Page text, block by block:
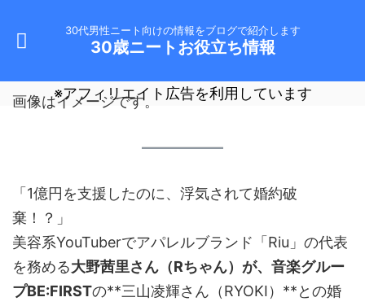
30代男性ニート向けの情報をブログで紹介します
30歳ニートお役立ち情報
※アフィリエイト広告を利用しています
画像はイメージです。
「1億円を支援したのに、浮気されて婚約破
棄！？」
美容系YouTuberでアパレルブランド「Riu」の代表
を務める大野茜里さん（Rちゃん）が、音楽グルー
プBE:FIRSTの**三山凌輝さん（RYOKI）**との婚